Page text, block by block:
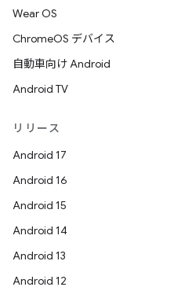
Wear OS
ChromeOS デバイス
自動車向け Android
Android TV
リリース
Android 17
Android 16
Android 15
Android 14
Android 13
Android 12